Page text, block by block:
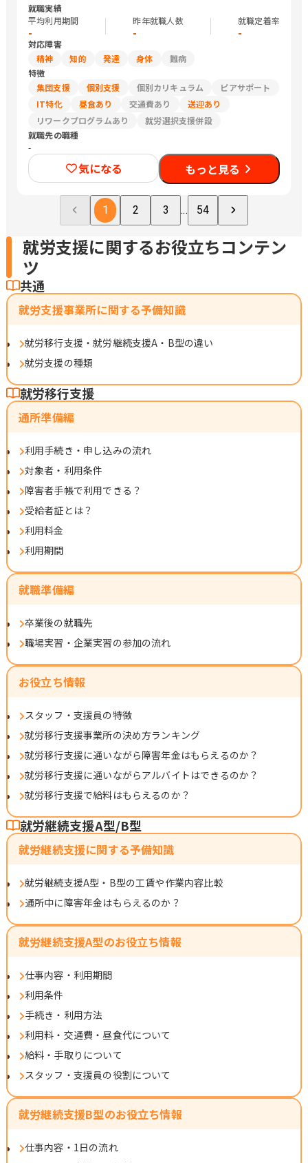
就職実績
平均利用期間
-
昨年就職人数
-
就職定着率
-
対応障害
精神
知的 発達 身体
難病
特徴
集団支援
個別支援 個別カリキュラム
ピアサポート
IT特化
昼食あり 交通費あり
送迎あり
リワークプログラムあり
就労選択支援併設
就職先の職種
-
気になる もっと見る
1 2 3 ... 54
就労支援に関するお役立ちコンテン
ツ
共通
就労支援事業所に関する予備知識
就労移行支援・就労継続支援A・B型の違い
就労支援の種類
就労移行支援
通所準備編
利用手続き・申し込みの流れ
対象者・利用条件
障害者手帳で利用できる？
受給者証とは？
利用料金
利用期間
就職準備編
卒業後の就職先
職場実習・企業実習の参加の流れ
お役立ち情報
スタッフ・支援員の特徴
就労移行支援事業所の決め方ランキング
就労移行支援に通いながら障害年金はもらえるのか？
就労移行支援に通いながらアルバイトはできるのか？
就労移行支援で給料はもらえるのか？
就労継続支援A型/B型
就労継続支援に関する予備知識
就労継続支援A型・B型の工賃や作業内容比較
通所中に障害年金はもらえるのか？
就労継続支援A型のお役立ち情報
仕事内容・利用期間
利用条件
手続き・利用方法
利用料・交通費・昼食代について
給料・手取りについて
スタッフ・支援員の役割について
就労継続支援B型のお役立ち情報
仕事内容・1日の流れ